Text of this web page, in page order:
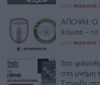
ΑΠΌ ΜΙΧΆΛΗΣ
ΆΠΟΨΗ: Ο
λύγισε –
ΑΠΌ ΜΙΧΆΛΗΣ
3ος
στη μνήμη